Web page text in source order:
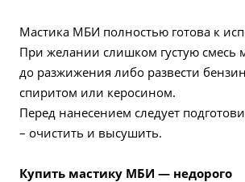
Мастика МБИ полностью готова к
При желании слишком густую смесь
до разжижения либо развести
спиритом или керосином.
Перед нанесением следует
– очистить и высушить.
Купить мастику МБИ — недорого